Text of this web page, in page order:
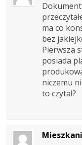
ma co
bez
Pierwsza
posiada
niczemu
to czytał?